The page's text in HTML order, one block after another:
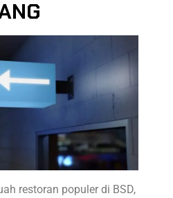
restoran populer di BSD,